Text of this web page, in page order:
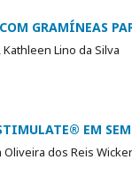
GRAMÍNEAS
Lino da Silva
EM
dos Reis